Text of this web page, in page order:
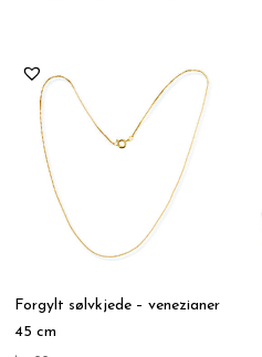
Forgylt sølvkjede – venezianer
45 cm